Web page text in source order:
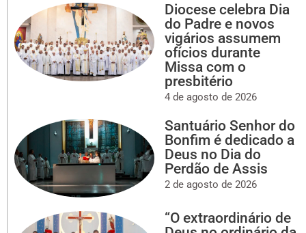
Diocese celebra Dia
do Padre e novos
vigários assumem
ofícios durante
Missa com o
presbitério
4 de agosto de 2026
Santuário Senhor do
Bonfim é dedicado a
Deus no Dia do
Perdão de Assis
2 de agosto de 2026
“O extraordinário de